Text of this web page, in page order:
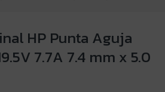
HP Punta Aguja
7.7A 7.4 mm x 5.0